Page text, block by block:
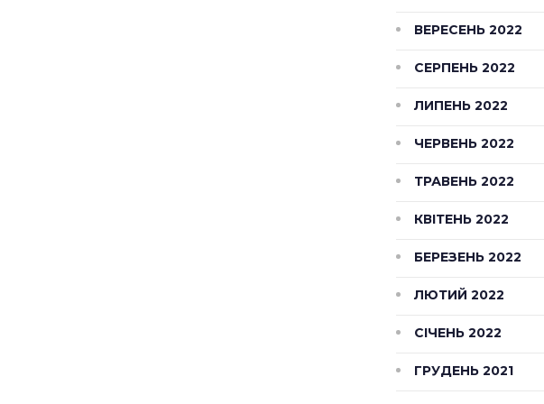
ВЕРЕСЕНЬ 2022
СЕРПЕНЬ 2022
ЛИПЕНЬ 2022
ЧЕРВЕНЬ 2022
ТРАВЕНЬ 2022
КВІТЕНЬ 2022
БЕРЕЗЕНЬ 2022
ЛЮТИЙ 2022
СІЧЕНЬ 2022
ГРУДЕНЬ 2021